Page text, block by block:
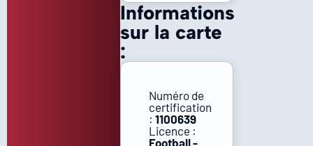
Informations
sur la carte
:
Numéro de
certification
: 1100639
Licence :
Football -